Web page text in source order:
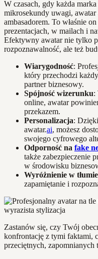
W czasach, gdy każda
mikrosekundy uwagi,
ambasadorem. To właśnie
prezentacjach, w mailach i
Efektywny awatar nie tylko
rozpoznawalność, ale też
Wiarygodność:
który przechodzi
partner biznesowy.
Spójność wizerunku:
online, awatar
przekazem.
Personalizacja:
awatar.ai, możesz
swojego cyfrowego
Odporność na fake
także zabezpieczenie
w środowisku
Wyróżnienie w tłumie
zapamiętanie i
Zastanów się, czy Twój
konfrontację z tymi faktami,
przeciętnych, zapomnianych